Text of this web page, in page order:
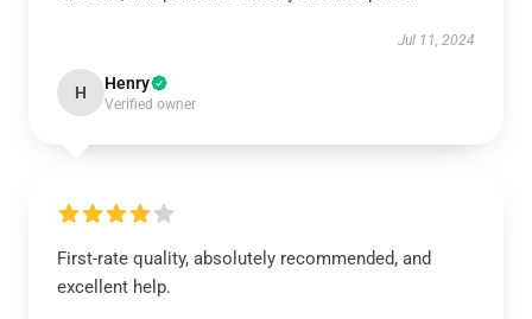
Jul 11, 2024
H Henry
Verified owner
First-rate quality, absolutely recommended, and
excellent help.